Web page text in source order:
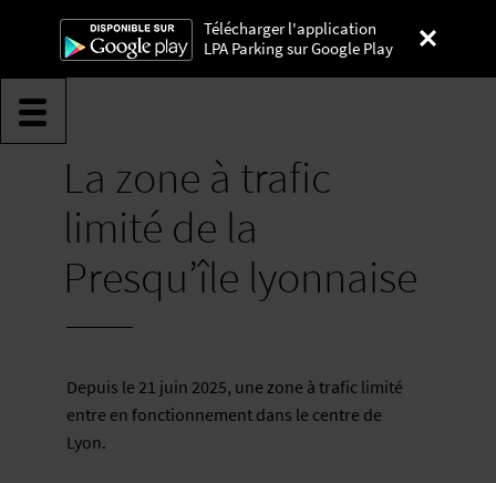
Télécharger l'application
LPA Parking sur Google Play
Lyon Parc Auto
La zone à trafic
limité de la
Presqu’île lyonnaise
Depuis le 21 juin 2025, une zone à trafic limité
entre en fonctionnement dans le centre de
Lyon.